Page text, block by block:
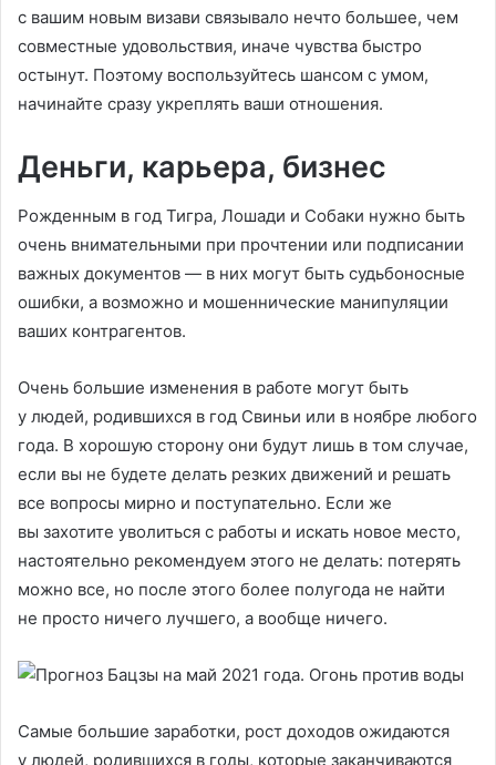
с вашим новым визави связывало нечто большее, чем
совместные удовольствия, иначе чувства быстро
остынут. Поэтому воспользуйтесь шансом с умом,
начинайте сразу укреплять ваши отношения.
Деньги, карьера, бизнес
Рожденным в год Тигра, Лошади и Собаки нужно быть
очень внимательными при прочтении или подписании
важных документов — в них могут быть судьбоносные
ошибки, а возможно и мошеннические манипуляции
ваших контрагентов.
Очень большие изменения в работе могут быть
у людей, родившихся в год Свиньи или в ноябре любого
года. В хорошую сторону они будут лишь в том случае,
если вы не будете делать резких движений и решать
все вопросы мирно и поступательно. Если же
вы захотите уволиться с работы и искать новое место,
настоятельно рекомендуем этого не делать: потерять
можно все, но после этого более полугода не найти
не просто ничего лучшего, а вообще ничего.
Самые большие заработки, рост доходов ожидаются
у людей, родившихся в годы, которые заканчиваются